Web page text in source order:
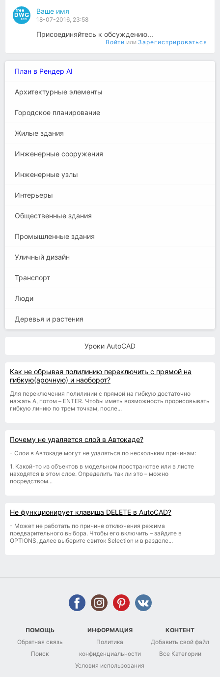
Ваше имя
18-07-2016, 23:58
Присоединяйтесь к обсуждению...
Войти или Зарегистрироваться
План в Рендер AI
Архитектурные элементы
Городское планирование
Жилые здания
Инженерные сооружения
Инженерные узлы
Интерьеры
Общественные здания
Промышленные здания
Уличный дизайн
Транспорт
Люди
Деревья и растения
Уроки AutoCAD
Как не обрывая полилинию переключить с прямой на
гибкую(арочную) и наоборот?
Для переключения полилинии с прямой на гибкую достаточно
нажать A, потом – ENTER. Чтобы иметь возможность прорисовывать
гибкую линию по трем точкам, после...
Почему не удаляется слой в Автокаде?
- Слои в Автокаде могут не удаляться по нескольким причинам:
1. Какой-то из объектов в модельном пространстве или в листе
находятся в этом слое. Определить так ли это – можно
посредством...
Не функционирует клавиша DELETE в AutoCAD?
- Может не работать по причине отключения режима
предварительного выбора. Чтобы его включить – зайдите в
OPTIONS, далее выберите свиток Selection и в разделе...
ПОМОЩЬ
Обратная связь
Поиск
ИНФОРМАЦИЯ
Политика
конфиденциальности
Условия использования
КОНТЕНТ
Добавить свой файл
Все Категории